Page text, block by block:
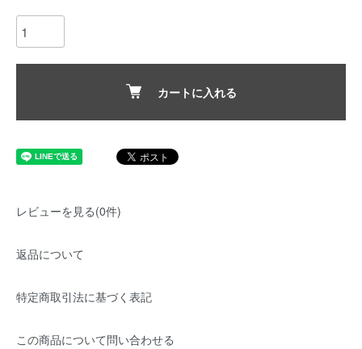
カートに入れる
レビューを見る(0件)
返品について
特定商取引法に基づく表記
この商品について問い合わせる